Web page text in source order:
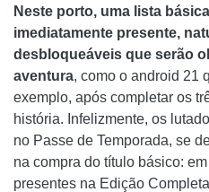
Neste porto, uma lista
imediatamente presente,
desbloqueáveis ​​que serão
aventura, como o android 21
exemplo, após completar os
história. Infelizmente, os
no Passe de Temporada, se
na compra do título básico:
presentes na Edição